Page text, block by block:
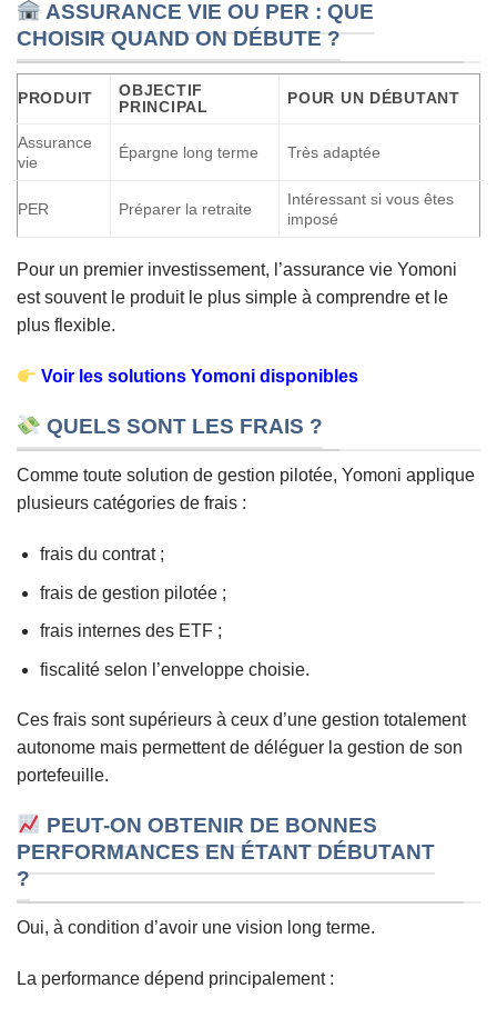
ASSURANCE VIE OU PER : QUE
CHOISIR QUAND ON DÉBUTE ?
PRODUIT
OBJECTIF
PRINCIPAL
POUR UN DÉBUTANT
Assurance
vie
Épargne long terme Très adaptée
PER Préparer la retraite
Intéressant si vous êtes
imposé
Pour un premier investissement, l’assurance vie Yomoni
est souvent le produit le plus simple à comprendre et le
plus flexible.
Voir les solutions Yomoni disponibles
QUELS SONT LES FRAIS ?
Comme toute solution de gestion pilotée, Yomoni applique
plusieurs catégories de frais :
frais du contrat ;
frais de gestion pilotée ;
frais internes des ETF ;
fiscalité selon l’enveloppe choisie.
Ces frais sont supérieurs à ceux d’une gestion totalement
autonome mais permettent de déléguer la gestion de son
portefeuille.
PEUT-ON OBTENIR DE BONNES
PERFORMANCES EN ÉTANT DÉBUTANT
?
Oui, à condition d’avoir une vision long terme.
La performance dépend principalement :